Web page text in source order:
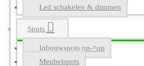
Led schakelen & dimmen
Spots
Inbouwspots op-=op
Meubelspots